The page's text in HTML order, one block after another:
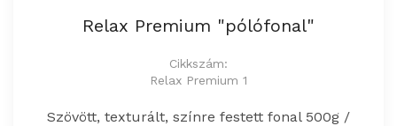
Relax Premium "pólófonal"
Cikkszám:
Relax Premium 1
Szövött, texturált, színre festett fonal 500g /